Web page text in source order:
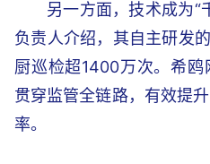
另一方面，技术成为“
负责人介绍，其自主研发
厨巡检超1400万次。希
贯穿监管全链路，有效提
率。